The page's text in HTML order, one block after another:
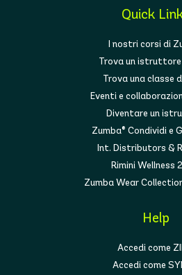
Quick
I nostri corsi di
Trova un istruttore
Trova una classe
Eventi e
Diventare un
Zumba® Condividi e
Int. Distributors &
Rimini Wellness
Zumba Wear
Help
Accedi come
Accedi come